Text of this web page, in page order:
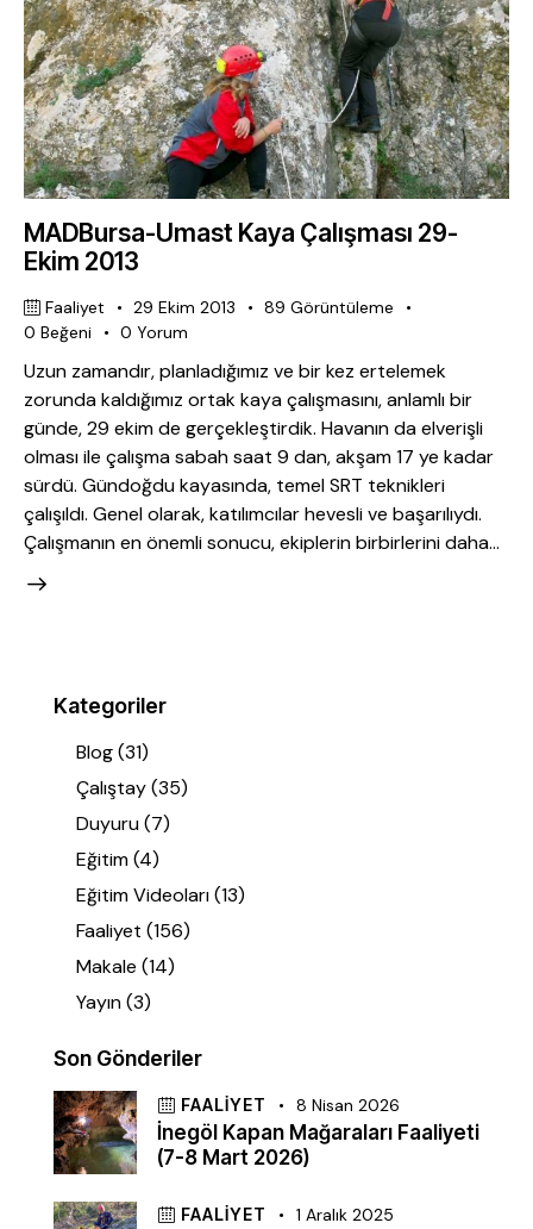
MADBursa-Umast Kaya Çalışması 29-
Ekim 2013
Faaliyet 29 Ekim 2013 89 Görüntüleme
0 Beğeni 0 Yorum
Uzun zamandır, planladığımız ve bir kez ertelemek
zorunda kaldığımız ortak kaya çalışmasını, anlamlı bir
günde, 29 ekim de gerçekleştirdik. Havanın da elverişli
olması ile çalışma sabah saat 9 dan, akşam 17 ye kadar
sürdü. Gündoğdu kayasında, temel SRT teknikleri
çalışıldı. Genel olarak, katılımcılar hevesli ve başarılıydı.
Çalışmanın en önemli sonucu, ekiplerin birbirlerini daha…
Kategoriler
Blog(31)
Çalıştay(35)
Duyuru(7)
Eğitim(4)
Eğitim Videoları(13)
Faaliyet (156)
Makale (14)
Yayın(3)
Son Gönderiler
FAALIYET 8 Nisan 2026
İnegöl Kapan Mağaraları Faaliyeti
(7-8 Mart 2026)
FAALIYET 1 Aralık 2025